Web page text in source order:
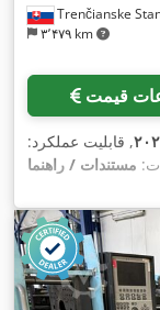
Trenčianske
۳٬۴۷۹ km
قیمت
, قابلیت عملکرد:
مستندات / راهنما